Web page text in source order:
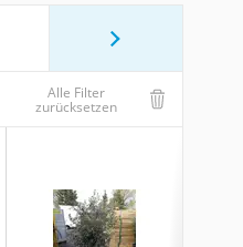
Alle Filter
zurücksetzen